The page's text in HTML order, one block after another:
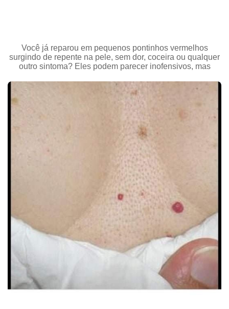
Você já reparou em pequenos pontinhos vermelhos
surgindo de repente na pele, sem dor, coceira ou qualquer
outro sintoma? Eles podem parecer inofensivos, mas